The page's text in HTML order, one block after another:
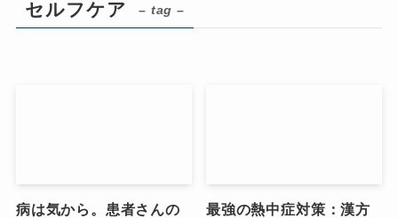
セルフケア – tag –
病は気から。患者さんの
最強の熱中症対策：漢方